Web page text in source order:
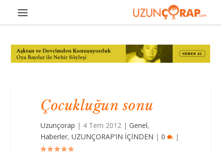
Çocukluğun sonu
Uzunçorap | 4 Tem 2012 |Genel,
Haberler,UZUNÇORAP’IN İÇİNDEN |0 |